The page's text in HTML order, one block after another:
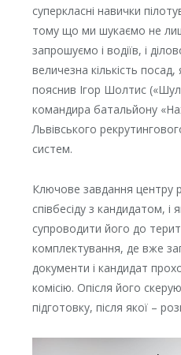
суперкласні навички
тому що ми шукаємо не
запрошуємо і водіїв, і
величезна кількість
пояснив Ігор Шолтис
командира батальйону
Львівського
систем.
Ключове завдання центру
співбесіду з кандидатом, і
супроводити його до
комплектування, де вже
документи і кандидат
комісію. Опісля його
підготовку, після якої –